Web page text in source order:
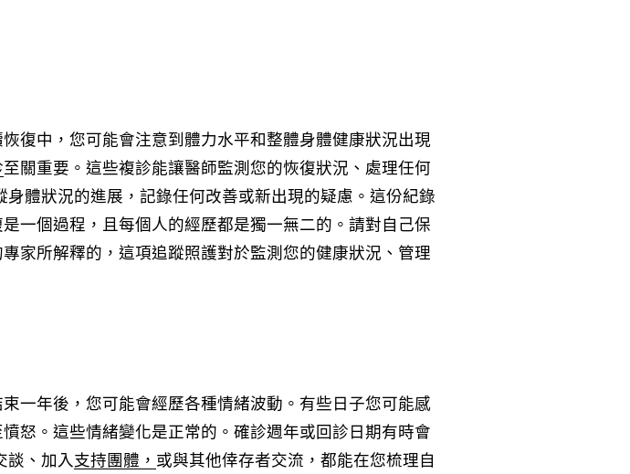
復中，您可能會注意到體力水平和整體身體健康狀況出現
至關重要。這些複診能讓醫師監測您的恢復狀況、處理任何
體狀況的進展，記錄任何改善或新出現的疑慮。這份紀錄
一個過程，且每個人的經歷都是獨一無二的。請對自己保
家所解釋的，這項追蹤照護對於監測您的健康狀況、管理
一年後，您可能會經歷各種情緒波動。有些日子您可能感
怒。這些情緒變化是正常的。確診週年或回診日期有時會
談、加入支持團體， 或與其他倖存者交流，都能在您梳理自